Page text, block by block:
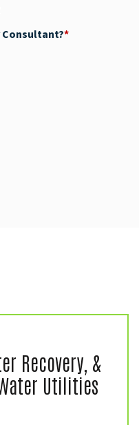
*
Recovery, &
Utilities